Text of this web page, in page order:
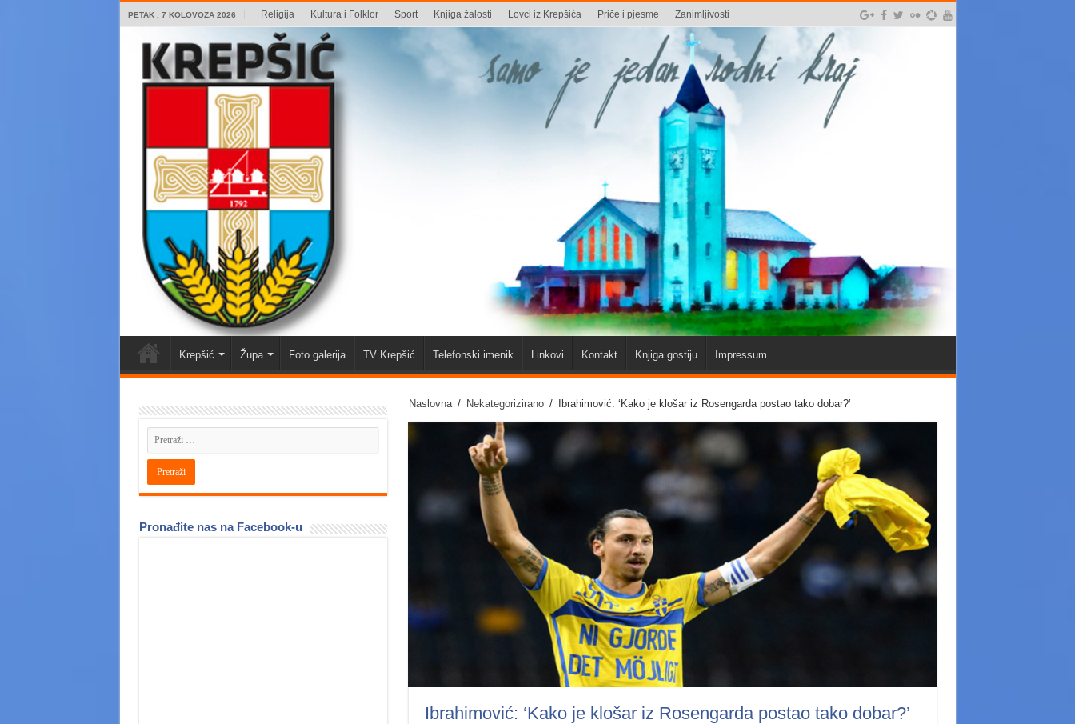
PETAK , 7 KOLOVOZA 2026 Religija Kultura i Folklor Sport Knjiga žalosti Lovci iz Krepšića Priče i pjesme Zanimljivosti
Krepšić Župa Foto galerija TV Krepšić Telefonski imenik Linkovi Kontakt Knjiga gostiju Impressum
Naslovna / Nekategorizirano / Ibrahimović: ‘Kako je klošar iz Rosengarda postao tako dobar?’
Ibrahimović: ‘Kako je klošar iz Rosengarda postao tako dobar?’
Pronađite nas na Facebook-u